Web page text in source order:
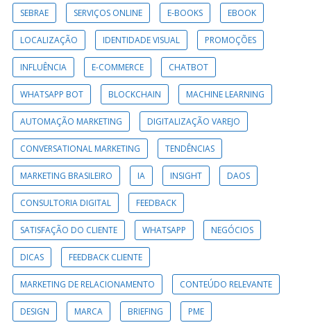
SEBRAE SERVIÇOS ONLINE E-BOOKS EBOOK
LOCALIZAÇÃO IDENTIDADE VISUAL PROMOÇÕES
INFLUÊNCIA E-COMMERCE CHATBOT
WHATSAPP BOT BLOCKCHAIN MACHINE LEARNING
AUTOMAÇÃO MARKETING DIGITALIZAÇÃO VAREJO
CONVERSATIONAL MARKETING TENDÊNCIAS
MARKETING BRASILEIRO IA INSIGHT DAOS
CONSULTORIA DIGITAL FEEDBACK
SATISFAÇÃO DO CLIENTE WHATSAPP NEGÓCIOS
DICAS FEEDBACK CLIENTE
MARKETING DE RELACIONAMENTO CONTEÚDO RELEVANTE
DESIGN MARCA BRIEFING PME